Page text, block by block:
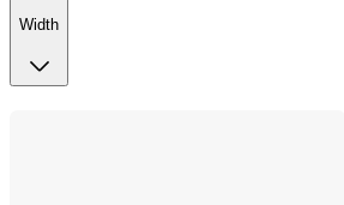
Width